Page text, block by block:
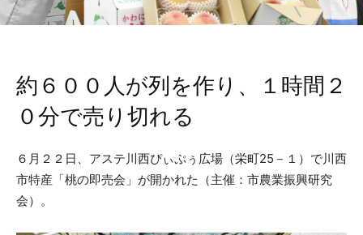
約６００人が列を作り、１時間２
０分で売り切れる
６月２２日、アステ川西ぴぃぷぅ広場（栄町25－１）で川西
市特産「桃の即売会」が開かれた（主催：市農業振興研究
会）。